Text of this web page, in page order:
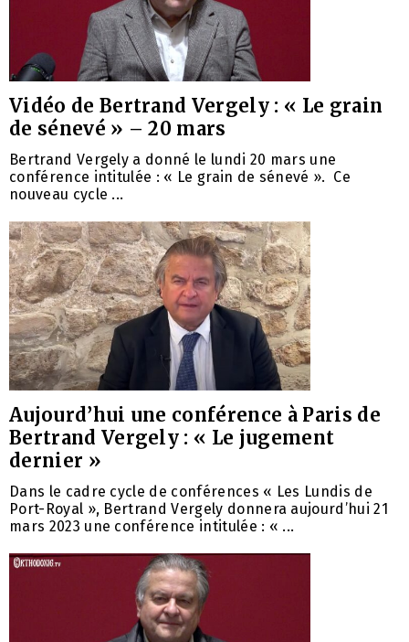
Vidéo de Bertrand Vergely : « Le grain
de sénevé » – 20 mars
Bertrand Vergely a donné le lundi 20 mars une
conférence intitulée : « Le grain de sénevé ». Ce
nouveau cycle ...
Aujourd’hui une conférence à Paris de
Bertrand Vergely : « Le jugement
dernier »
Dans le cadre cycle de conférences « Les Lundis de
Port-Royal », Bertrand Vergely donnera aujourd’hui 21
mars 2023 une conférence intitulée : « ...